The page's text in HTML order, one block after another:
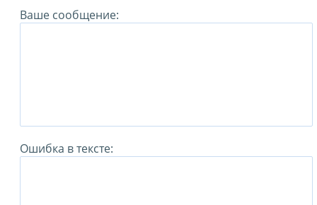
Ваше сообщение:
Ошибка в тексте: